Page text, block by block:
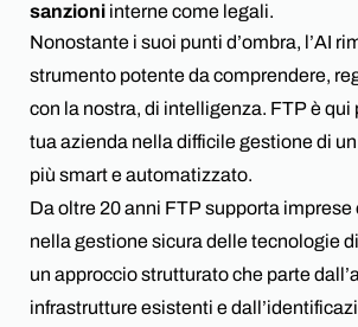
sanzioni interne come legali.
Nonostante i suoi punti d’ombra, l’AI
strumento potente da comprendere,
con la nostra, di intelligenza. FTP è qui
tua azienda nella difficile gestione di
più smart e automatizzato.
Da oltre 20 anni FTP supporta
nella gestione sicura delle tecnologie
un approccio strutturato che parte
infrastrutture esistenti e